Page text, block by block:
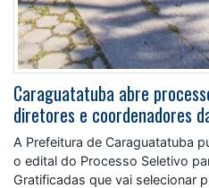
Caraguatatuba abre
diretores e coordenadores
A Prefeitura de Caraguatatuba
o edital do Processo Seletivo
Gratificadas que vai selecionar